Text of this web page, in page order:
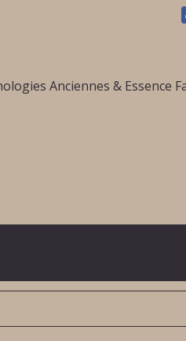
Anciennes & Essence